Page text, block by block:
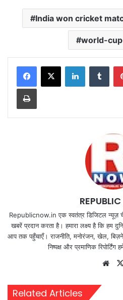
India won cricket
world-
LinkedIn
Print
Republicnow.in एक स्वतंत्र डिजिटल
खबरें प्रदान करता है। हमारा लक्ष्य है कि हम
आप तक पहुँचाएँ। राजनीति, मनोरंजन, खेल,
निष्पक्ष और प्रमाणिक
Related Articles